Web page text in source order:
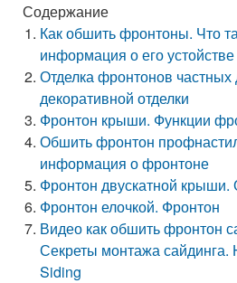
Содержание
Как обшить фронтоны. Что
информация о его устойстве
Отделка фронтонов
декоративной отделки
Фронтон крыши. Функции
Обшить фронтон
информация о фронтоне
Фронтон двускатной крыши.
Фронтон елочкой. Фронтон
Видео как обшить фронтон
Секреты монтажа сайдинга.
Siding